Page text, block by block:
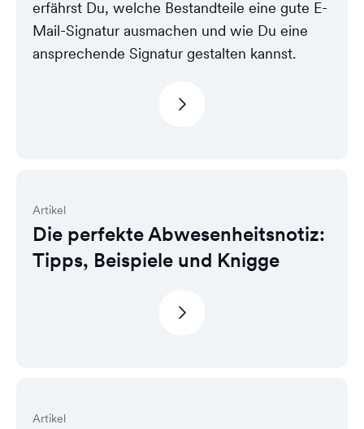
erfährst Du, welche Bestandteile eine gute E-
Mail-Signatur ausmachen und wie Du eine
ansprechende Signatur gestalten kannst.
Artikel
Die perfekte Abwesenheitsnotiz:
Tipps, Beispiele und Knigge
Artikel